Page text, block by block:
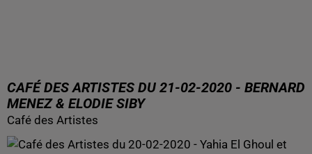
CAFÉ DES ARTISTES DU 21-02-2020 - BERNARD
MENEZ & ELODIE SIBY
Café des Artistes